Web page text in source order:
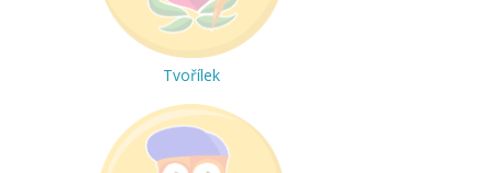
Tvořílek